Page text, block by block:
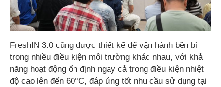
FreshIN 3.0 cũng được thiết kế để vận hành bền bỉ
trong nhiều điều kiện môi trường khác nhau, với khả
năng hoạt động ổn định ngay cả trong điều kiện nhiệt
độ cao lên đến 60°C, đáp ứng tốt nhu cầu sử dụng tại